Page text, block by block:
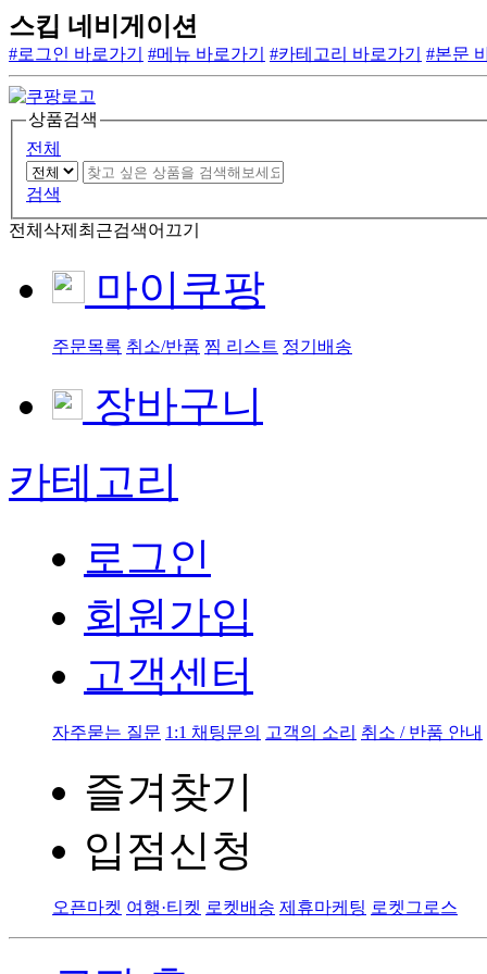
스킵 네비게이션
#로그인 바로가기 #메뉴 바로가기 #카테고리 바로가기 #본문
상품검색
전체
검색
전체삭제 최근검색어끄기
마이쿠팡
주문목록 취소/반품 찜 리스트 정기배송
장바구니
카테고리
로그인
회원가입
고객센터
자주묻는 질문 1:1 채팅문의 고객의 소리 취소 / 반품 안내
즐겨찾기
입점신청
오픈마켓 여행·티켓 로켓배송 제휴마케팅 로켓그로스